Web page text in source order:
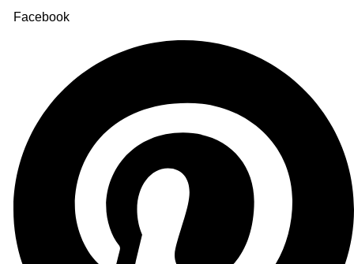
Facebook